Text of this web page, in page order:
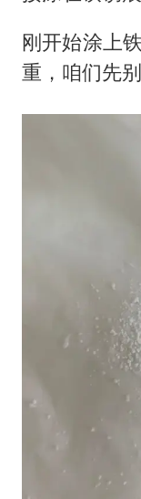
刚开始涂上
重，咱们先